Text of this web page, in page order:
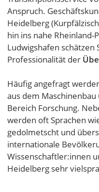
Anspruch.
Heidelberg
hin ins nahe Rheinland-
Ludwigshafen schätzen
Professionalität der
Häufig angefragt
aus dem Maschinenbau
Bereich Forschung.
werden oft Sprachen
gedolmetscht und
internationale
Wissenschaftler:innen
Heidelberg sehr